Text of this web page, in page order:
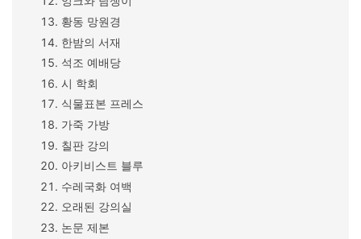
황동 망원경
한밤의 서재
석조 예배당
시 학회
식물표본 프레스
가죽 가방
칠판 강의
아키비스트 블루
수레국화 여백
오래된 강의실
논문 제본